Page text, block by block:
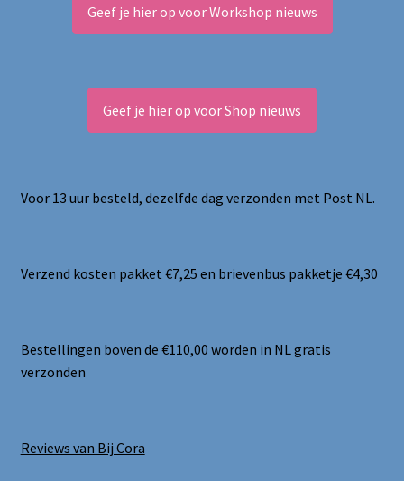
Geef je hier op voor Workshop nieuws
Geef je hier op voor Shop nieuws
Voor 13 uur besteld, dezelfde dag verzonden met Post NL.
Verzend kosten pakket €7,25 en brievenbus pakketje €4,30
Bestellingen boven de €110,00 worden in NL gratis
verzonden
Reviews van Bij Cora